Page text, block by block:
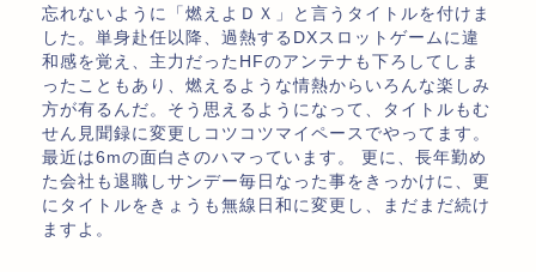
忘れないように「燃えよＤＸ」と言うタイトルを付けま
した。単身赴任以降、過熱するDXスロットゲームに違
和感を覚え、主力だったHFのアンテナも下ろしてしま
ったこともあり、燃えるような情熱からいろんな楽しみ
方が有るんだ。そう思えるようになって、タイトルもむ
せん見聞録に変更しコツコツマイペースでやってます。
最近は6mの面白さのハマっています。 更に、長年勤め
た会社も退職しサンデー毎日なった事をきっかけに、更
にタイトルをきょうも無線日和に変更し、まだまだ続け
ますよ。